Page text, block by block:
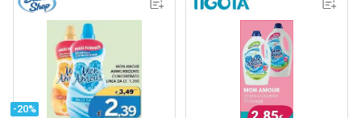
-20%